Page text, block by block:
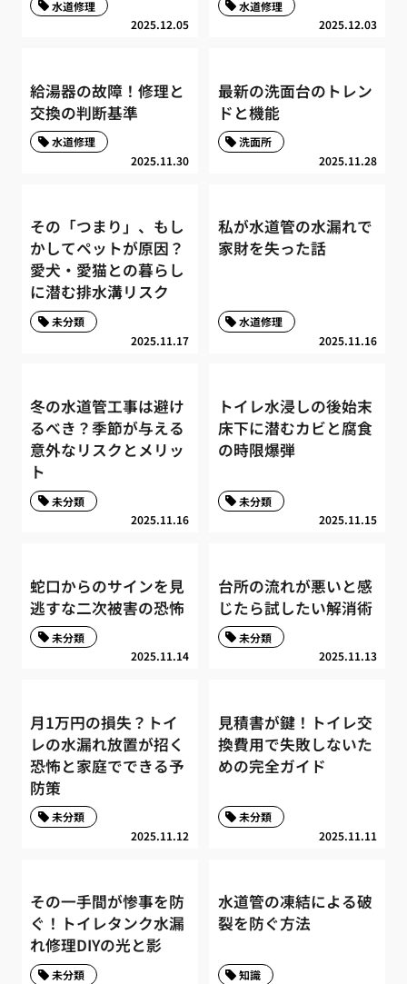
2025.12.05
水道修理
2025.12.03
水道修理
給湯器の故障！修理と
交換の判断基準
2025.11.30
水道修理
最新の洗面台のトレン
ドと機能
2025.11.28
洗面所
その「つまり」、もし
かしてペットが原因？
愛犬・愛猫との暮らし
に潜む排水溝リスク
2025.11.17
未分類
私が水道管の水漏れで
家財を失った話
2025.11.16
水道修理
冬の水道管工事は避け
るべき？季節が与える
意外なリスクとメリッ
ト
2025.11.16
未分類
トイレ水浸しの後始末
床下に潜むカビと腐食
の時限爆弾
2025.11.15
未分類
蛇口からのサインを見
逃すな二次被害の恐怖
2025.11.14
未分類
台所の流れが悪いと感
じたら試したい解消術
2025.11.13
未分類
月1万円の損失？トイ
レの水漏れ放置が招く
恐怖と家庭でできる予
防策
2025.11.12
未分類
見積書が鍵！トイレ交
換費用で失敗しないた
めの完全ガイド
2025.11.11
未分類
その一手間が惨事を防
ぐ！トイレタンク水漏
れ修理DIYの光と影
未分類
水道管の凍結による破
裂を防ぐ方法
知識